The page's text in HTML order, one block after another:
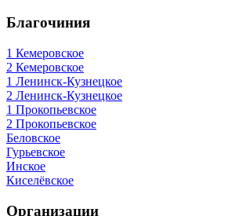
Благочиния
1 Кемеровское
2 Кемеровское
1 Ленинск-Кузнецкое
2 Ленинск-Кузнецкое
1 Прокопьевское
2 Прокопьевское
Беловское
Гурьевское
Инское
Киселёвское
Организации